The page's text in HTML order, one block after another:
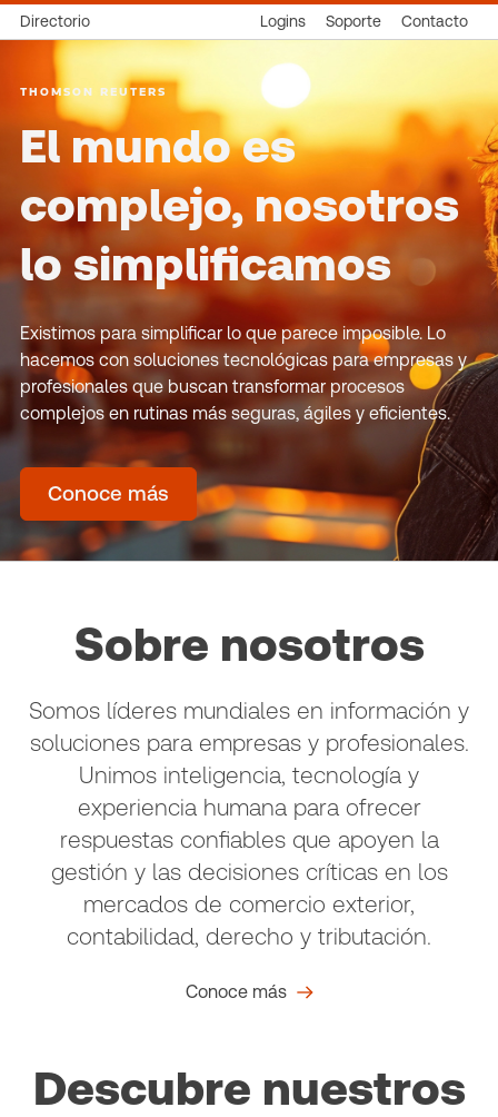
Directorio Logins Soporte Contacto
THOMSON REUTERS
El mundo es
complejo, nosotros
lo simplificamos
Existimos para simplificar lo que parece imposible. Lo
hacemos con soluciones tecnológicas para empresas y
profesionales que buscan transformar procesos
complejos en rutinas más seguras, ágiles y eficientes.
Conoce más
Sobre nosotros
Somos líderes mundiales en información y
soluciones para empresas y profesionales.
Unimos inteligencia, tecnología y
experiencia humana para ofrecer
respuestas confiables que apoyen la
gestión y las decisiones críticas en los
mercados de comercio exterior,
contabilidad, derecho y tributación.
Conoce más
Descubre nuestros